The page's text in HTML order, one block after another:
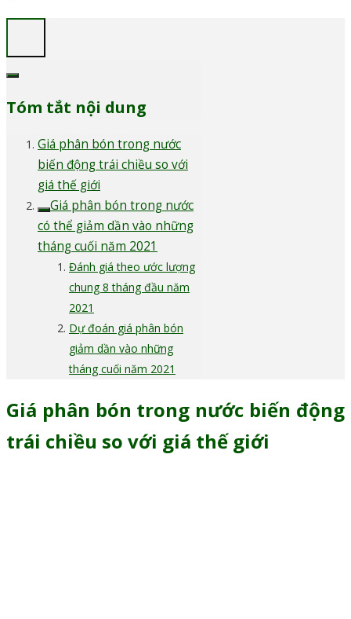
Tóm tắt nội dung
Giá phân bón trong nước
biến động trái chiều so với
giá thế giới
Giá phân bón trong nước
có thể giảm dần vào những
tháng cuối năm 2021
Đánh giá theo ước lượng
chung 8 tháng đầu năm
2021
Dự đoán giá phân bón
giảm dần vào những
tháng cuối năm 2021
Giá phân bón trong nước biến động
trái chiều so với giá thế giới